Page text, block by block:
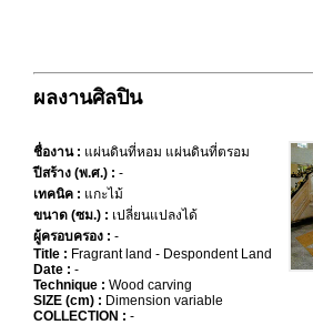
ผลงานศิลปิน
ชื่องาน : แผ่นดินที่หอม แผ่นดินที่ตรอม
ปีสร้าง (พ.ศ.) : -
เทคนิค : แกะไม้
ขนาด (ซม.) : เปลี่ยนแปลงได้
ผู้ครอบครอง : -
Title : Fragrant land - Despondent Land
Date : -
Technique : Wood carving
SIZE (cm) : Dimension variable
COLLECTION : -